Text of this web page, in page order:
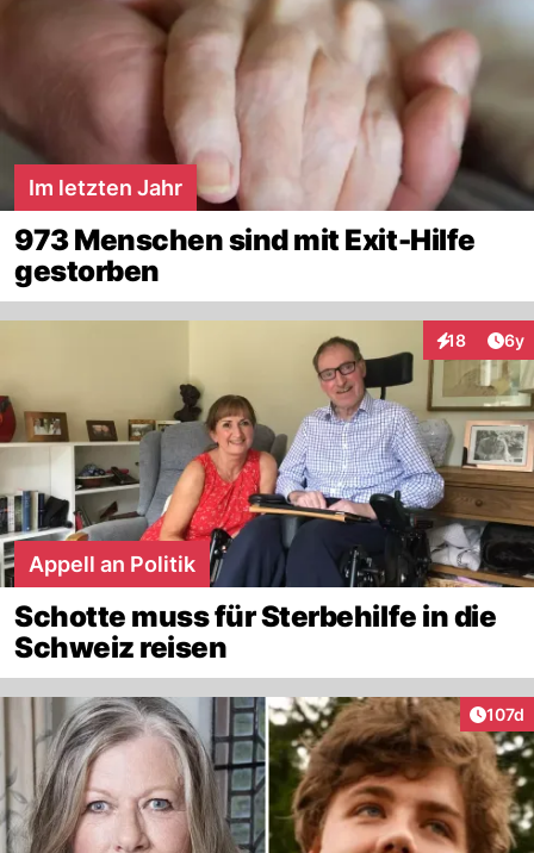
Im letzten Jahr
973 Menschen sind mit Exit-Hilfe
gestorben
18 6y
Appell an Politik
Schotte muss für Sterbehilfe in die
Schweiz reisen
107d